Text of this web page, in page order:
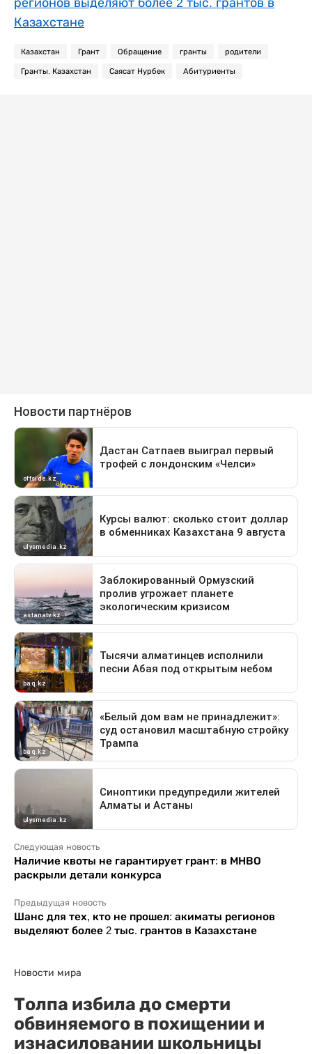
Казахстане
Казахстан Грант Обращение гранты родители
Гранты. Казахстан Саясат Нурбек Абитуриенты
Следующая новость
Наличие квоты не гарантирует грант: в МНВО
раскрыли детали конкурса
Предыдущая новость
Шанс для тех, кто не прошел: акиматы регионов
выделяют более 2 тыс. грантов в Казахстане
Новости мира
Толпа избила до смерти
обвиняемого в похищении и
изнасиловании школьницы